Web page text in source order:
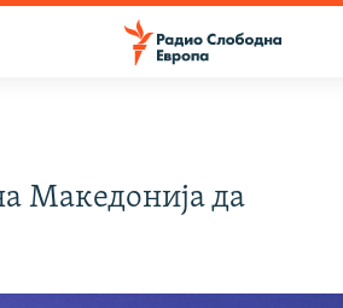
Македонија да